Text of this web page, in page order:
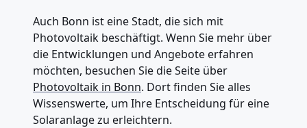
Auch Bonn ist eine Stadt, die sich mit
Photovoltaik beschäftigt. Wenn Sie mehr über
die Entwicklungen und Angebote erfahren
möchten, besuchen Sie die Seite über
Photovoltaik in Bonn. Dort finden Sie alles
Wissenswerte, um Ihre Entscheidung für eine
Solaranlage zu erleichtern.